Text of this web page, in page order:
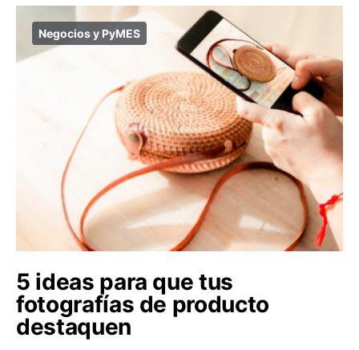
Negocios y PyMES
5 ideas para que tus
fotografías de producto
destaquen